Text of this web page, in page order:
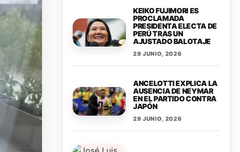
KEIKO FUJIMORI ES
PROCLAMADA
PRESIDENTA ELECTA DE
PERÚ TRAS UN
AJUSTADO BALOTAJE
29 JUNIO, 2026
ANCELOTTI EXPLICA LA
AUSENCIA DE NEYMAR
EN EL PARTIDO CONTRA
JAPÓN
29 JUNIO, 2026